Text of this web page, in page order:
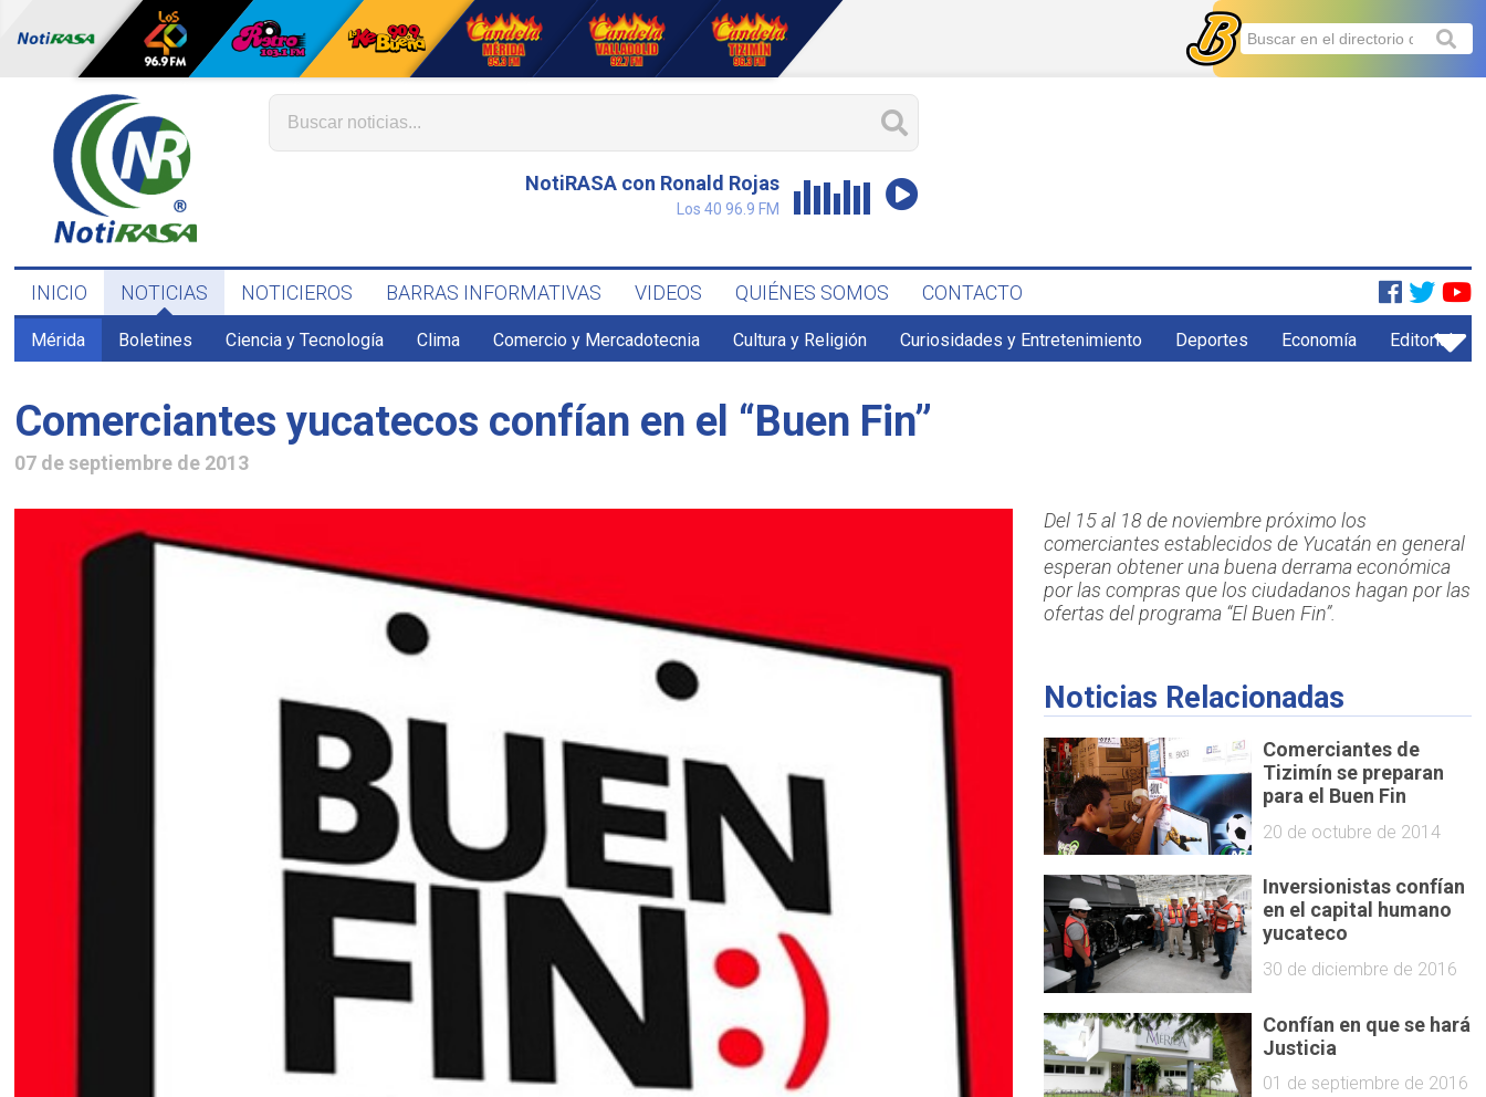
NotiRASA con Ronald Rojas
Los 40 96.9 FM
INICIO NOTICIAS NOTICIEROS BARRAS INFORMATIVAS VIDEOS QUIÉNES SOMOS CONTACTO
Mérida Boletines Ciencia y Tecnología Clima Comercio y Mercadotecnia Cultura y Religión Curiosidades y Entretenimiento Deportes Economía Editorial
Comerciantes yucatecos confían en el “Buen Fin”
07 de septiembre de 2013
Del 15 al 18 de noviembre próximo los
comerciantes establecidos de Yucatán en general
esperan obtener una buena derrama económica
por las compras que los ciudadanos hagan por las
ofertas del programa “El Buen Fin”.
Noticias Relacionadas
Comerciantes de
Tizimín se preparan
para el Buen Fin
20 de octubre de 2014
Inversionistas confían
en el capital humano
yucateco
30 de diciembre de 2016
Confían en que se hará
Justicia
01 de septiembre de 2016